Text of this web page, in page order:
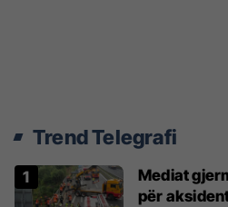
Trend Telegrafi
Mediat
për